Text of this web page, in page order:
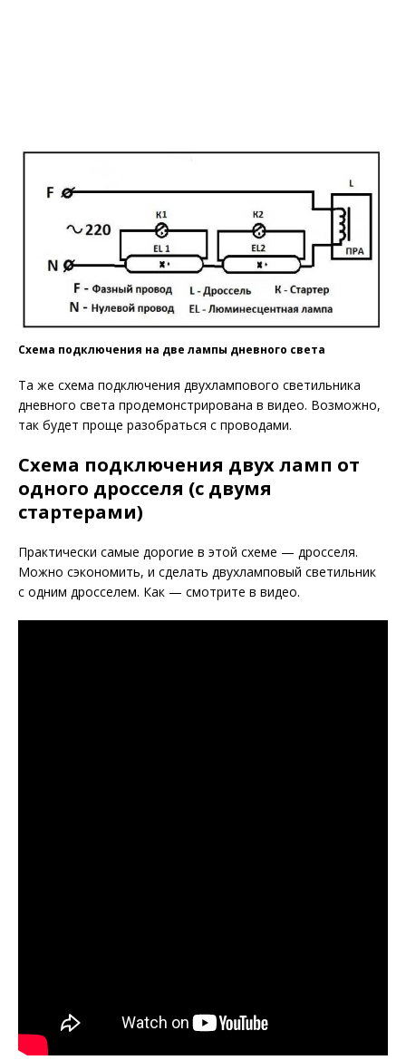
Схема подключения на две лампы дневного света
Та же схема подключения двухлампового светильника
дневного света продемонстрирована в видео. Возможно,
так будет проще разобраться с проводами.
Схема подключения двух ламп от
одного дросселя (с двумя
стартерами)
Практически самые дорогие в этой схеме — дросселя.
Можно сэкономить, и сделать двухламповый светильник
с одним дросселем. Как — смотрите в видео.